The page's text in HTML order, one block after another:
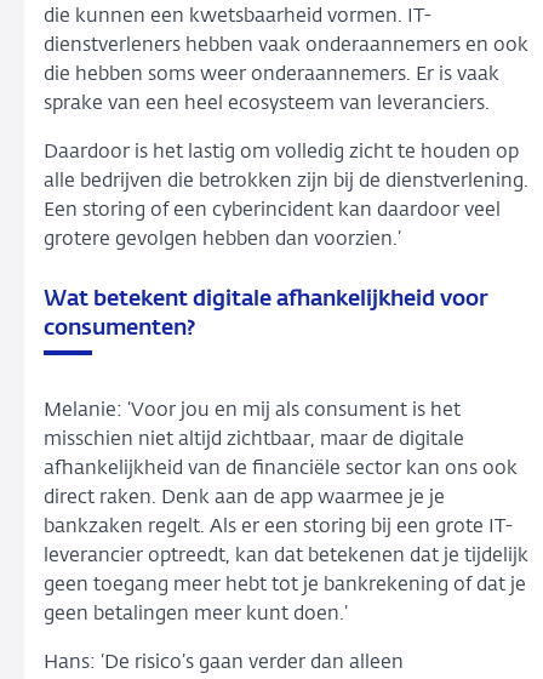
die kunnen een kwetsbaarheid vormen. IT-
dienstverleners hebben vaak onderaannemers en ook
die hebben soms weer onderaannemers. Er is vaak
sprake van een heel ecosysteem van leveranciers.
Daardoor is het lastig om volledig zicht te houden op
alle bedrijven die betrokken zijn bij de dienstverlening.
Een storing of een cyberincident kan daardoor veel
grotere gevolgen hebben dan voorzien.’
Wat betekent digitale afhankelijkheid voor
consumenten?
Melanie: ‘Voor jou en mij als consument is het
misschien niet altijd zichtbaar, maar de digitale
afhankelijkheid van de financiële sector kan ons ook
direct raken. Denk aan de app waarmee je je
bankzaken regelt. Als er een storing bij een grote IT-
leverancier optreedt, kan dat betekenen dat je tijdelijk
geen toegang meer hebt tot je bankrekening of dat je
geen betalingen meer kunt doen.’
Hans: ‘De risico’s gaan verder dan alleen